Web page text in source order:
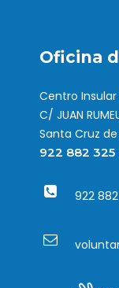
Oficina
Centro
C/ JUAN
Santa Cruz
922 882 325
922